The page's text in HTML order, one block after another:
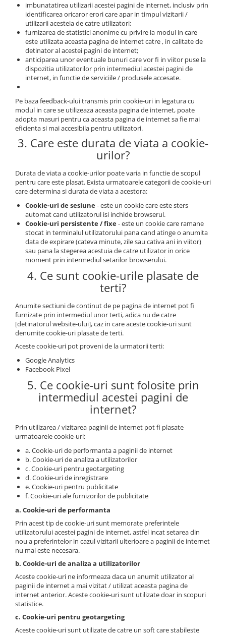
imbunatatirea utilizarii acestei pagini de internet, inclusiv prin
identificarea oricaror erori care apar in timpul vizitarii /
utilizarii acesteia de catre utilizatori;
furnizarea de statistici anonime cu privire la modul in care
este utilizata aceasta pagina de internet catre , in calitate de
detinator al acestei pagini de internet;
anticiparea unor eventuale bunuri care vor fi in viitor puse la
dispozitia utilizatorilor prin intermediul acestei pagini de
internet, in functie de serviciile / produsele accesate.
Pe baza feedback-ului transmis prin cookie-uri in legatura cu
modul in care se utilizeaza aceasta pagina de internet, poate
adopta masuri pentru ca aceasta pagina de internet sa fie mai
eficienta si mai accesibila pentru utilizatori.
3. Care este durata de viata a cookie-
urilor?
Durata de viata a cookie-urilor poate varia in functie de scopul
pentru care este plasat. Exista urmatoarele categorii de cookie-uri
care determina si durata de viata a acestora:
Cookie-uri de sesiune- este un cookie care este sters
automat cand utilizatorul isi inchide browserul.
Cookie-uri persistente / fixe- este un cookie care ramane
stocat in terminalul utilizatorului pana cand atinge o anumita
data de expirare (cateva minute, zile sau cativa ani in viitor)
sau pana la stegerea acestuia de catre utilizator in orice
moment prin intermediul setarilor browserului.
4. Ce sunt cookie-urile plasate de
terti?
Anumite sectiuni de continut de pe pagina de internet pot fi
furnizate prin intermediul unor terti, adica nu de catre
[detinatorul website-ului], caz in care aceste cookie-uri sunt
denumite cookie-uri plasate de terti.
Aceste cookie-uri pot proveni de la urmatorii terti:
Google Analytics
Facebook Pixel
5. Ce cookie-uri sunt folosite prin
intermediul acestei pagini de
internet?
Prin utilizarea / vizitarea paginii de internet pot fi plasate
urmatoarele cookie-uri:
a. Cookie-uri de performanta a paginii de internet
b. Cookie-uri de analiza a utilizatorilor
c. Cookie-uri pentru geotargeting
d. Cookie-uri de inregistrare
e. Cookie-uri pentru publicitate
f. Cookie-uri ale furnizorilor de publicitate
a. Cookie-uri de performanta
Prin acest tip de cookie-uri sunt memorate preferintele
utilizatorului acestei pagini de internet, astfel incat setarea din
nou a preferintelor in cazul vizitarii ulterioare a paginii de internet
nu mai este necesara.
b. Cookie-uri de analiza a utilizatorilor
Aceste cookie-uri ne informeaza daca un anumit utilizator al
paginii de internet a mai vizitat / utilizat aceasta pagina de
internet anterior. Aceste cookie-uri sunt utilizate doar in scopuri
statistice.
c. Cookie-uri pentru geotargeting
Aceste cookie-uri sunt utilizate de catre un soft care stabileste